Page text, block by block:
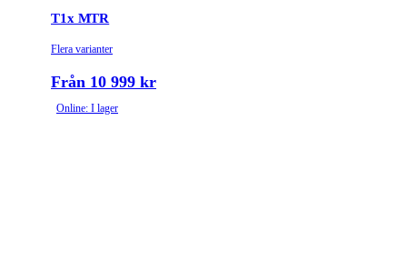
T1x MTR
Flera varianter
Från 10 999 kr
Online: I lager